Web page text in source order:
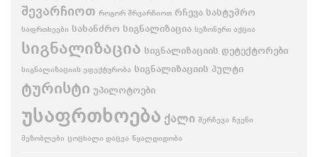
შევარჩიოთ როგორ შრვარჩიოთ რჩევა სასტუმრო
საფრთხეები სახანძრო სიგნალიზაცია სეზონური აქცია
სიგნალიზაცია სიგნალიზაციის დეტექტორები
სიგნალიზაციის ეფექტურობა სიგნალიზაციის პულტი
ტურისტი უპილოტოები
უსაფრთხოება ქალი შერჩევა ჩვენი
მეზობლები ცოცხალი დაცვა წყალდიდობა